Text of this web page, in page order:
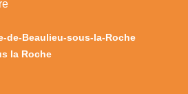
de-Beaulieu-sous-la-Roche
la Roche